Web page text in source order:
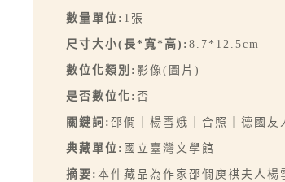
數量單位: 1張
尺寸大小(長*寬*高): 8.7*12.5cm
數位化類別: 影像(圖片)
是否數位化: 否
關鍵詞: 邵僩｜楊雪娥｜合照｜德國友
典藏單位: 國立臺灣文學館
摘要: 本件藏品為作家邵僩庾祺夫人